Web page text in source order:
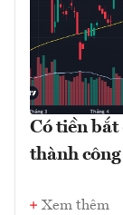
Có tiền bắt
thành công
Xem thêm